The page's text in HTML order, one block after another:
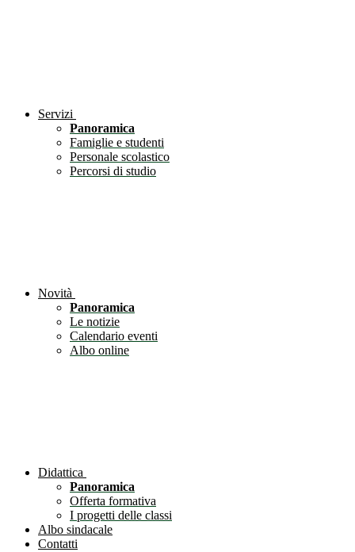
Servizi
Panoramica
Famiglie e studenti
Personale scolastico
Percorsi di studio
Novità
Panoramica
Le notizie
Calendario eventi
Albo online
Didattica
Panoramica
Offerta formativa
I progetti delle classi
Albo sindacale
Contatti